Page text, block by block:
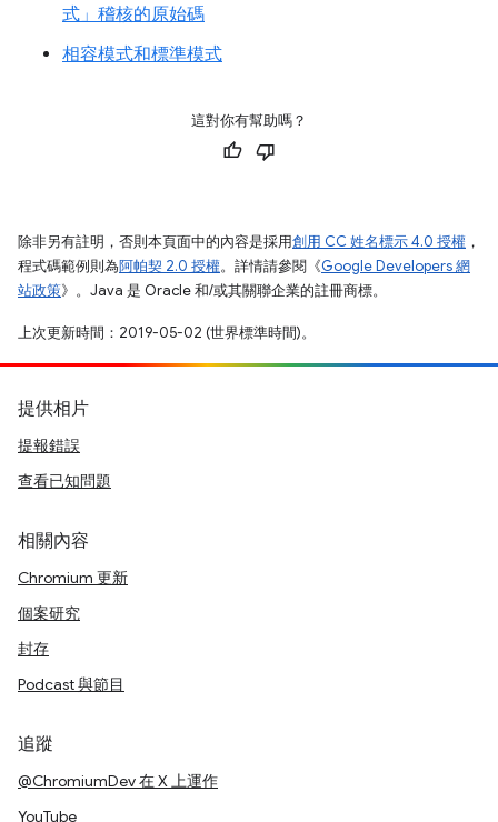
式」稽核的原始碼
相容模式和標準模式
這對你有幫助嗎？
除非另有註明，否則本頁面中的內容是採用創用 CC 姓名標示 4.0 授權 ，
程式碼範例則為阿帕契 2.0 授權。詳情請參閱《Google Developers 網
站政策》。Java 是 Oracle 和/或其關聯企業的註冊商標。
上次更新時間：2019-05-02 (世界標準時間)。
提供相片
提報錯誤
查看已知問題
相關內容
Chromium 更新
個案研究
封存
Podcast 與節目
追蹤
@ChromiumDev 在 X 上運作
YouTube